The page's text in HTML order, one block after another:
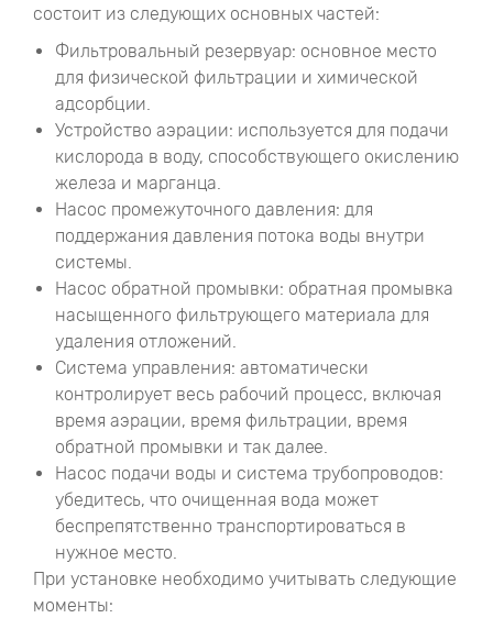
состоит из следующих основных частей:
Фильтровальный резервуар: основное место
для физической фильтрации и химической
адсорбции.
Устройство аэрации: используется для подачи
кислорода в воду, способствующего окислению
железа и марганца.
Насос промежуточного давления: для
поддержания давления потока воды внутри
системы.
Насос обратной промывки: обратная промывка
насыщенного фильтрующего материала для
удаления отложений.
Система управления: автоматически
контролирует весь рабочий процесс, включая
время аэрации, время фильтрации, время
обратной промывки и так далее.
Насос подачи воды и система трубопроводов:
убедитесь, что очищенная вода может
беспрепятственно транспортироваться в
нужное место.
При установке необходимо учитывать следующие
моменты: